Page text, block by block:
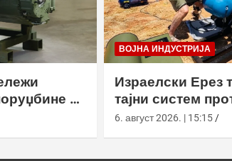
у
ВОЈНА ИНДУСТРИЈА
Израелски Ерез
тајни систем
са капсулом и
6. август 2026. | 15:15